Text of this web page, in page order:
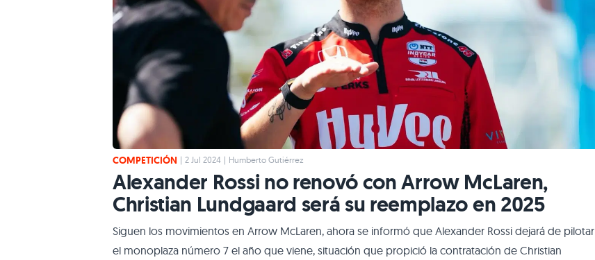
COMPETICIÓN | 2 Jul 2024 | Humberto Gutiérrez
Alexander Rossi no renovó con Arrow McLaren,
Christian Lundgaard será su reemplazo en 2025
Siguen los movimientos en Arrow McLaren, ahora se informó que Alexander Rossi dejará de pilotar
el monoplaza número 7 el año que viene, situación que propició la contratación de Christian